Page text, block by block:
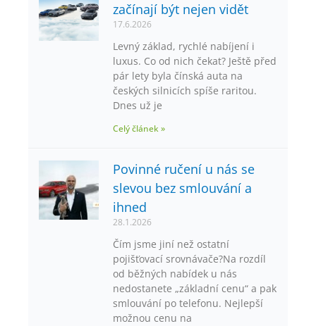
začínají být nejen vidět
17.6.2026
Levný základ, rychlé nabíjení i
luxus. Co od nich čekat? Ještě před
pár lety byla čínská auta na
českých silnicích spíše raritou.
Dnes už je
Celý článek »
Povinné ručení u nás se
slevou bez smlouvání a
ihned
28.1.2026
Čím jsme jiní než ostatní
pojišťovací srovnávače?Na rozdíl
od běžných nabídek u nás
nedostanete „základní cenu“ a pak
smlouvání po telefonu. Nejlepší
možnou cenu na